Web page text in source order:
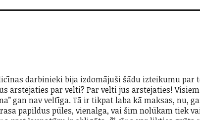
darbinieki bija izdomājuši šādu izteikumu par
ārstējaties par velti? Par velti jūs ārstējaties!
gan nav veltīga. Tā ir tikpat laba kā maksas, nu,
papildus pūles, vienalga, vai šim nolūkam tiek